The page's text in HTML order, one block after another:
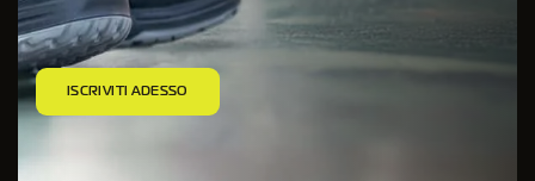
ISCRIVITI ADESSO